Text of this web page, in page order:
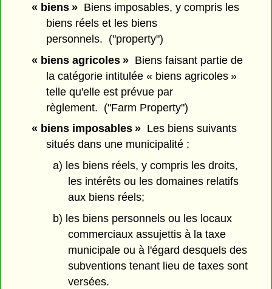
« biens »Biens imposables, y compris les
biens réels et les biens
personnels. ("property")
« biens agricoles »Biens faisant partie de
la catégorie intitulée « biens agricoles »
telle qu'elle est prévue par
règlement. ("Farm Property")
« biens imposables »Les biens suivants
situés dans une municipalité :
a) les biens réels, y compris les droits,
les intérêts ou les domaines relatifs
aux biens réels;
b) les biens personnels ou les locaux
commerciaux assujettis à la taxe
municipale ou à l'égard desquels des
subventions tenant lieu de taxes sont
versées.